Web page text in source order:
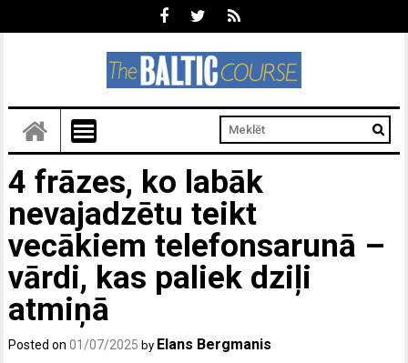
4 frāzes, ko labāk
nevajadzētu teikt
vecākiem telefonsarunā –
vārdi, kas paliek dziļi
atmiņā
Posted on01/07/2025 by Elans Bergmanis